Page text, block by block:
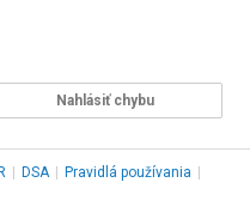
Nahlásiť chybu
DSA Pravidlá používania